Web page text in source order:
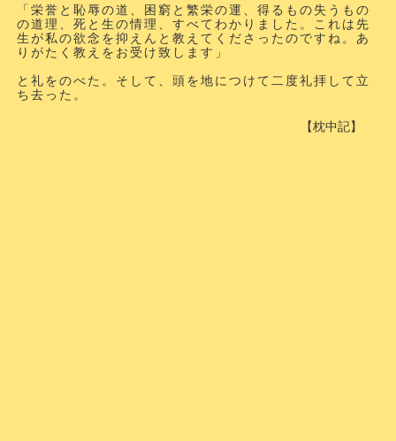
「栄誉と恥辱の道、困窮と繁栄の運、得るもの失うもの
の道理、死と生の情理、すべてわかりました。これは先
生が私の欲念を抑えんと教えてくださったのですね。あ
りがたく教えをお受け致します」
と礼をのべた。そして、頭を地につけて二度礼拝して立
ち去った。
【枕中記】